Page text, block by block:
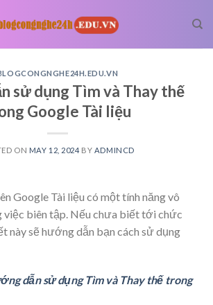
sử dụng Tìm và Thay thế
Google Tài liệu
ON MAY 12, 2024 BY ADMINCD
Google Tài liệu có một tính năng vô
việc biên tập. Nếu chưa biết tới chức
này sẽ hướng dẫn bạn cách sử dụng
dẫn sử dụng Tìm và Thay thế trong